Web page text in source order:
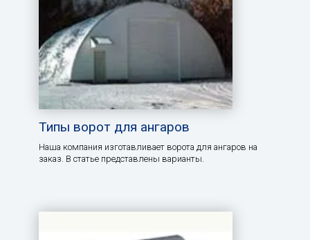
Типы ворот для ангаров
Наша компания изготавливает ворота для ангаров на
заказ. В статье представлены варианты.